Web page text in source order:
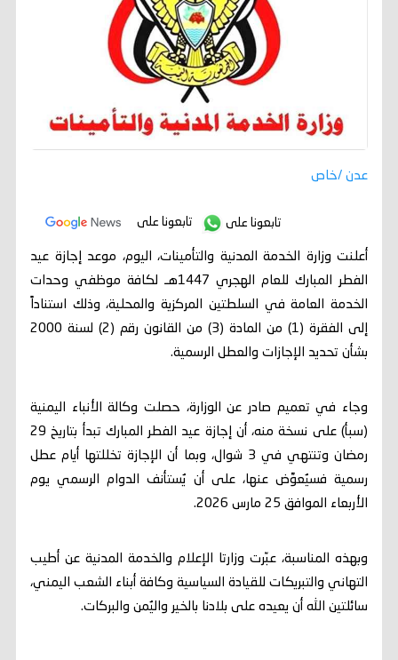
عدن /خاص
تابعونا على تابعونا على
أعلنت وزارة الخدمة المدنية والتأمينات، اليوم، موعد إجازة عيد
الفطر المبارك للعام الهجري 1447هـ لكافة موظفي وحدات
الخدمة العامة في السلطتين المركزية والمحلية، وذلك استناداً
إلى الفقرة (1) من المادة (3) من القانون رقم (2) لسنة 2000
بشأن تحديد الإجازات والعطل الرسمية.
وجاء في تعميم صادر عن الوزارة، حصلت وكالة الأنباء اليمنية
(سبأ) على نسخة منه، أن إجازة عيد الفطر المبارك تبدأ بتاريخ 29
رمضان وتنتهي في 3 شوال، وبما أن الإجازة تخللتها أيام عطل
رسمية فسيُعوَّض عنها، على أن يُستأنف الدوام الرسمي يوم
الأربعاء الموافق 25 مارس 2026.
وبهذه المناسبة، عبّرت وزارتا الإعلام والخدمة المدنية عن أطيب
التهاني والتبريكات للقيادة السياسية وكافة أبناء الشعب اليمني،
سائلتين الله أن يعيده على بلادنا بالخير واليُمن والبركات.